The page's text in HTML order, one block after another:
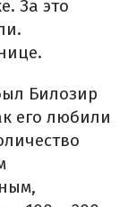
За это
Билозир
его любили